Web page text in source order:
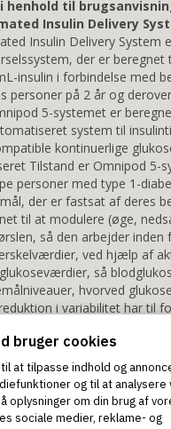
til
Insulin Delivery
Insulin Delivery System
der er beregnet
insulin i forbindelse med
personer på 2 år og
5-systemet er
system til
kontinuerlige
Tilstand er Omnipod 5-
personer med type 1-
der er fastsat af deres
til at modulere (øge,
så den arbejder inden
ved hjælp af
så
hvorved
i variabilitet har til
Omnipod 5-
der tilfører insulin ved
rater. Omnipod 5-systemet
Omnipod 5-systemet
100 IE/mL-insulin.
bruger cookies
at tilpasse indhold og
og til at analysere
oplysninger om din brug af
sociale medier, reklame- og